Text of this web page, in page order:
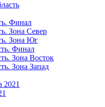
Финал
Зона Север
Зона Юг
Финал
Зона Восток
Зона Запад
2021